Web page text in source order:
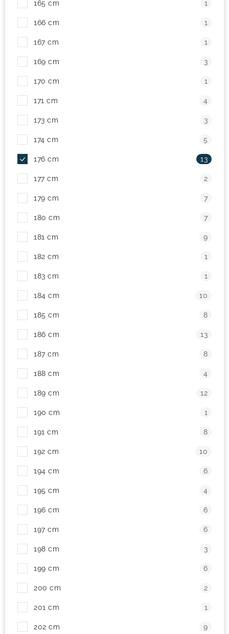
165 cm 1
166 cm 1
167 cm 1
169 cm 3
170 cm 1
171 cm 4
173 cm 3
174 cm 5
176 cm 13
177 cm 2
179 cm 7
180 cm 7
181 cm 9
182 cm 1
183 cm 1
184 cm 10
185 cm 8
186 cm 13
187 cm 8
188 cm 4
189 cm 12
190 cm 1
191 cm 8
192 cm 10
194 cm 6
195 cm 4
196 cm 6
197 cm 6
198 cm 3
199 cm 6
200 cm 2
201 cm 1
202 cm 9